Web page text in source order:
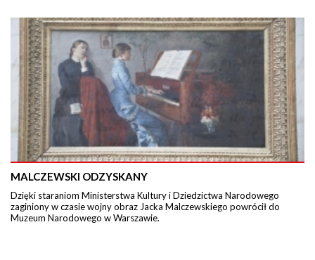
MALCZEWSKI ODZYSKANY
Dzięki staraniom Ministerstwa Kultury i Dziedzictwa Narodowego
zaginiony w czasie wojny obraz Jacka Malczewskiego powrócił do
Muzeum Narodowego w Warszawie.